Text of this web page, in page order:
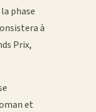
phase
à
Prix,
et